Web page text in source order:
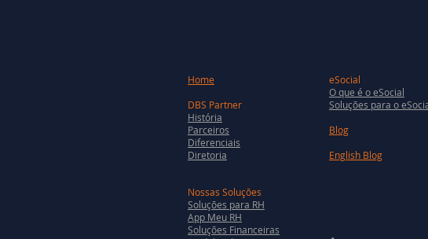
Home
DBS Partner
História
Parceiros
Diferenciais
Diretoria
eSocial
O que é o eSocial
Soluções para o
Blog
English Blog
Nossas Soluções
Soluções para RH
App Meu RH
Soluções Financeiras